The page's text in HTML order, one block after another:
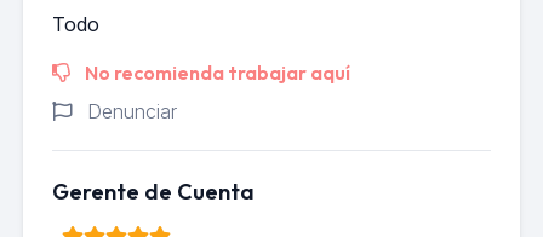
Todo
No recomienda trabajar aquí
Denunciar
Gerente de Cuenta